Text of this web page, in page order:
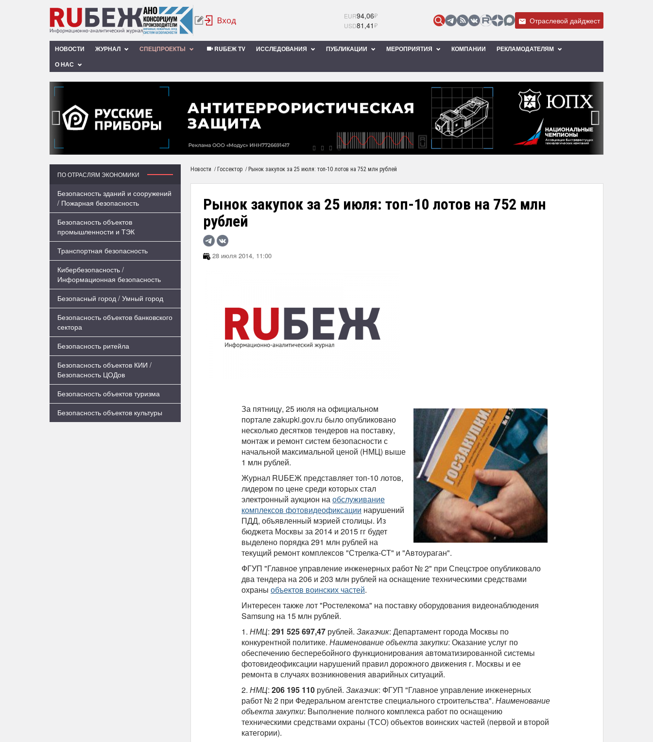
EUR94,06₽
USD81,41₽ Отраслевой дайджест
НОВОСТИ ЖУРНАЛ СПЕЦПРОЕКТЫ RUБЕЖ TV ИССЛЕДОВАНИЯ ПУБЛИКАЦИИ МЕРОПРИЯТИЯ КОМПАНИИ
РЕКЛАМОДАТЕЛЯМ
О НАС
‹
ПО ОТРАСЛЯМ ЭКОНОМИКИ
Безопасность зданий и сооружений
/ Пожарная безопасность
Безопасность объектов
промышленности и ТЭК
Транспортная безопасность
Кибербезопасность /
Информационная безопасность
Безопасный город / Умный город
Безопасность объектов банковского
сектора
Безопасность ритейла
Безопасность объектов КИИ /
Безопасность ЦОДов
Безопасность объектов туризма
Безопасность объектов культуры
Новости / Госсектор / Рынок закупок за 25 июля: топ-10 лотов на 752 млн рублей
Рынок закупок за 25 июля: топ-10 лотов на 752 млн
рублей
28 июля 2014, 11:00
За пятницу, 25 июля на официальном
портале zakupki.gov.ru было опубликовано
несколько десятков тендеров на поставку,
монтаж и ремонт систем безопасности с
начальной максимальной ценой (НМЦ) выше
1 млн рублей.
Журнал RUБЕЖ представляет топ-10 лотов,
лидером по цене среди которых стал
электронный аукцион наобслуживание
комплексов фотовидеофиксации нарушений
ПДД, объявленный мэрией столицы. Из
бюджета Москвы за 2014 и 2015 гг будет
выделено порядка 291 млн рублей на
текущий ремонт комплексов "Стрелка-СТ" и "Автоураган".
ФГУП "Главное управление инженерных работ № 2" при Спецстрое опубликовало
два тендера на 206 и 203 млн рублей на оснащение техническими средствами
охраны объектов воинских частей.
Интересен также лот "Ростелекома" на поставку оборудования видеонаблюдения
Samsung на 15 млн рублей.
1. НМЦ: 291 525 697,47 рублей. Заказчик: Департамент города Москвы по
конкурентной политике. Наименование объекта закупки: Оказание услуг по
обеспечению бесперебойного функционирования автоматизированной системы
фотовидеофиксации нарушений правил дорожного движения г. Москвы и ее
ремонта в случаях возникновения аварийных ситуаций.
2. НМЦ: 206 195 110 рублей. Заказчик: ФГУП "Главное управление инженерных
работ № 2 при Федеральном агентстве специального строительства". Наименование
объекта закупки: Выполнение полного комплекса работ по оснащению
техническими средствами охраны (ТСО) объектов воинских частей (первой и второй
категории).